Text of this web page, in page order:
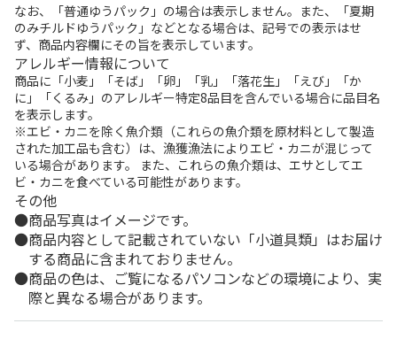
なお、「普通ゆうパック」の場合は表示しません。また、「夏期
のみチルドゆうパック」などとなる場合は、記号での表示はせ
ず、商品内容欄にその旨を表示しています。
アレルギー情報について
商品に「小麦」「そば」「卵」「乳」「落花生」「えび」「か
に」「くるみ」のアレルギー特定8品目を含んでいる場合に品目名
を表示します。
※エビ・カニを除く魚介類（これらの魚介類を原材料として製造
された加工品も含む）は、漁獲漁法によりエビ・カニが混じって
いる場合があります。 また、これらの魚介類は、エサとしてエ
ビ・カニを食べている可能性があります。
その他
商品写真はイメージです。
商品内容として記載されていない「小道具類」はお届け
する商品に含まれておりません。
商品の色は、ご覧になるパソコンなどの環境により、実
際と異なる場合があります。